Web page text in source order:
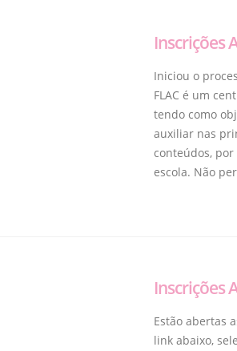
Inscrições
Iniciou o
FLAC é um
tendo como
auxiliar nas
conteúdos,
escola. Não
Inscrições
Estão abertas
link abaixo,